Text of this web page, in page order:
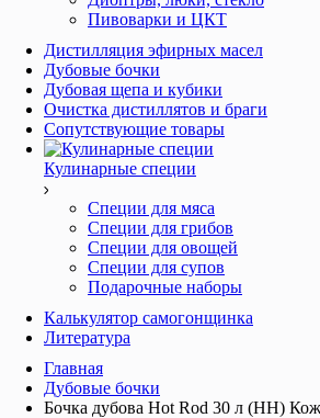
Пивоварки и ЦКТ
Дистилляция эфирных масел
Дубовые бочки
Дубовая щепа и кубики
Очистка дистиллятов и браги
Сопутствующие товары
Кулинарные специи
Специи для мяса
Специи для грибов
Специи для овощей
Специи для супов
Подарочные наборы
Калькулятор самогонщинка
Литература
Главная
Дубовые бочки
Бочка дубова Hot Rod 30 л (HH)